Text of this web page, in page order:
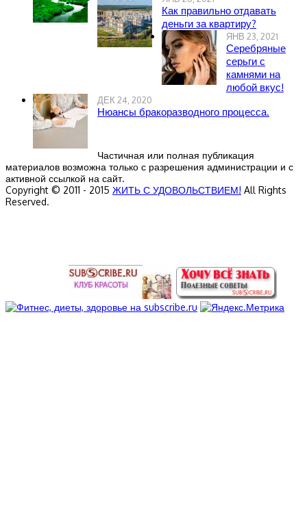
Как правильно отдавать
деньги за квартиру?
ЯНВ 23, 2021
Серебряные
серьги с
камнями на
любой вкус!
ДЕК 24, 2020
Нюансы бракоразводного процесса.
Частичная или полная публикация
материалов возможна только с разрешения администрации и с
активной ссылкой на сайт.
Copyright © 2011 - 2015 ЖИТЬ С УДОВОЛЬСТВИЕМ! All Rights
Reserved.